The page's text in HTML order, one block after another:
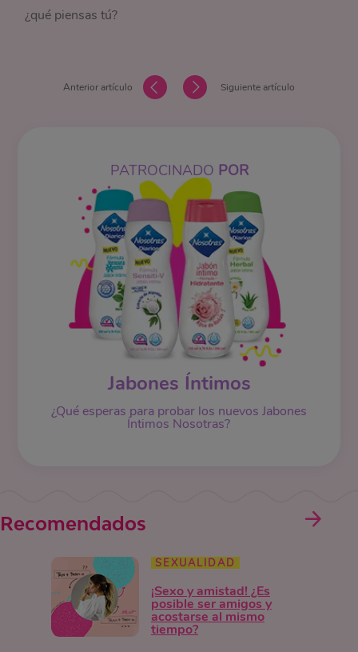
¿qué piensas tú?
Anterior artículo Siguiente artículo
PATROCINADO POR
Jabones Íntimos
¿Qué esperas para probar los nuevos Jabones
Íntimos Nosotras?
Recomendados
SEXUALIDAD
¡Sexo y amistad! ¿Es
posible ser amigos y
acostarse al mismo
tiempo?